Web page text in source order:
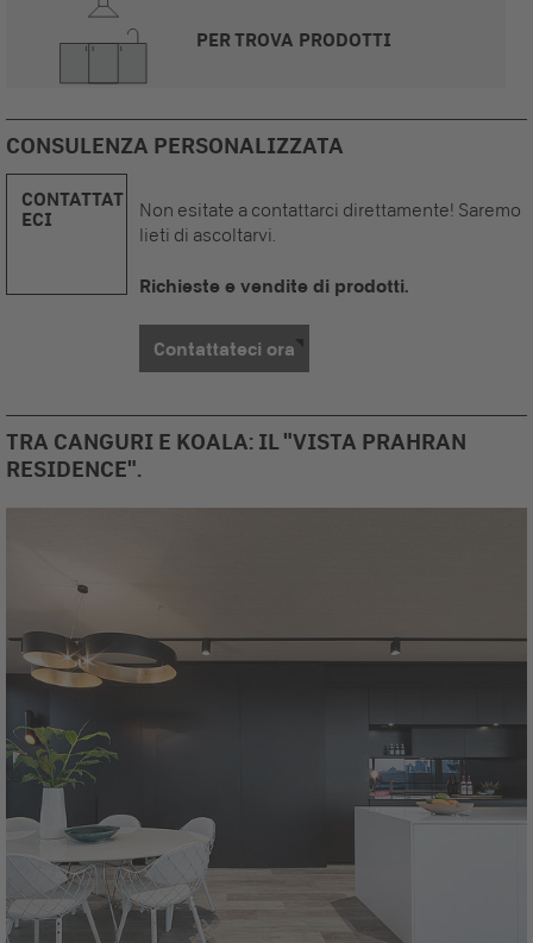
PER TROVA PRODOTTI
CONSULENZA PERSONALIZZATA
CONTATTAT
ECI
Non esitate a contattarci direttamente! Saremo
lieti di ascoltarvi.
Richieste e vendite di prodotti.
Contattateci ora
TRA CANGURI E KOALA: IL "VISTA PRAHRAN
RESIDENCE".